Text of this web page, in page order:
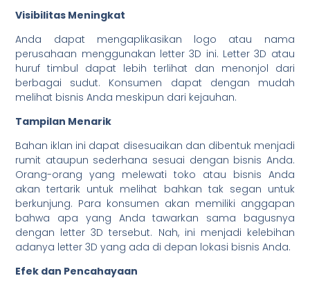
Visibilitas Meningkat
Anda dapat mengaplikasikan logo atau nama
perusahaan menggunakan letter 3D ini. Letter 3D atau
huruf timbul dapat lebih terlihat dan menonjol dari
berbagai sudut. Konsumen dapat dengan mudah
melihat bisnis Anda meskipun dari kejauhan.
Tampilan Menarik
Bahan iklan ini dapat disesuaikan dan dibentuk menjadi
rumit ataupun sederhana sesuai dengan bisnis Anda.
Orang-orang yang melewati toko atau bisnis Anda
akan tertarik untuk melihat bahkan tak segan untuk
berkunjung. Para konsumen akan memiliki anggapan
bahwa apa yang Anda tawarkan sama bagusnya
dengan letter 3D tersebut. Nah, ini menjadi kelebihan
adanya letter 3D yang ada di depan lokasi bisnis Anda.
Efek dan Pencahayaan